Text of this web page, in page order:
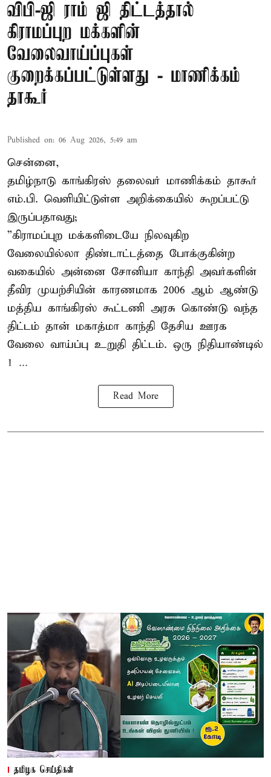
விபி-ஜி ராம் ஜி திட்டத்தால்
கிராமப்புற மக்களின்
வேலைவாய்ப்புகள்
குறைக்கப்பட்டுள்ளது - மாணிக்கம்
தாகூர்
Published on: 06 Aug 2026, 5:49 am
சென்னை,
தமிழ்நாடு காங்கிரஸ் தலைவர் மாணிக்கம் தாகூர்
எம்.பி. வெளியிட்டுள்ள அறிக்கையில் கூறப்பட்டு
இருப்பதாவது;
”கிராமப்புற மக்களிடையே நிலவுகிற
வேலையில்லா திண்டாட்டத்தை போக்குகின்ற
வகையில் அன்னை சோனியா காந்தி அவர்களின்
தீவிர முயற்சியின் காரணமாக 2006 ஆம் ஆண்டு
மத்திய காங்கிரஸ் கூட்டணி அரசு கொண்டு வந்த
திட்டம் தான் மகாத்மா காந்தி தேசிய ஊரக
வேலை வாய்ப்பு உறுதி திட்டம். ஒரு நிதியாண்டில்
1 ...
Read More
தமிழக செய்திகள்